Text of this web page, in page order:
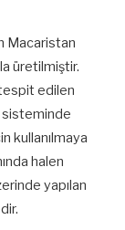
Macaristan
üretilmiştir.
edilen
sisteminde
kullanılmaya
halen
yapılan